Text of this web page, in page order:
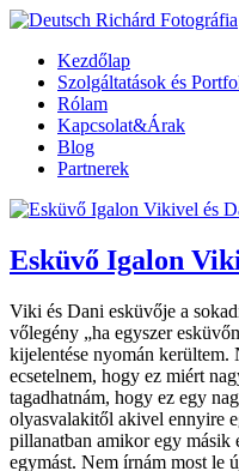
Kezdőlap
Szolgáltatások és
Rólam
Kapcsolat&Árak
Blog
Partnerek
Esküvő Igalon
Viki és Dani esküvője a
vőlegény „ha egyszer
kijelentése nyomán
ecsetelnem, hogy ez miért
tagadhatnám, hogy ez egy
olyasvalakitől akivel ennyire
pillanatban amikor egy másik
egymást. Nem írnám most le